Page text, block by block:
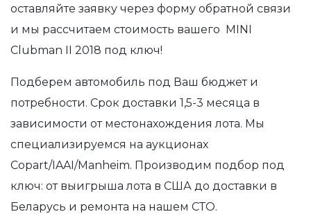
оставляйте заявку через форму обратной связи
и мы рассчитаем стоимость вашего MINI
Clubman II 2018 под ключ!
Подберем автомобиль под Ваш бюджет и
потребности. Срок доставки 1,5-3 месяца в
зависимости от местонахождения лота. Мы
специализируемся на аукционах
Copart/IAAI/Manheim. Производим подбор под
ключ: от выигрыша лота в США до доставки в
Беларусь и ремонта на нашем СТО.